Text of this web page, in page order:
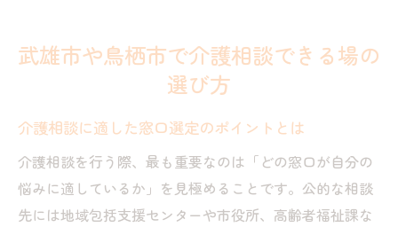
武雄市や鳥栖市で介護相談できる場の
選び方
介護相談に適した窓口選定のポイントとは
介護相談を行う際、最も重要なのは「どの窓口が自分の
悩みに適しているか」を見極めることです。公的な相談
先には地域包括支援センターや市役所、高齢者福祉課な